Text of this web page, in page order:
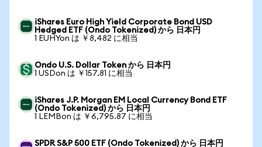
iShares Euro High Yield Corporate Bond USD
Hedged ETF (Ondo Tokenized) から 日本円
1 EUHYon は ￥8,482 に相当
Ondo U.S. Dollar Token から 日本円
1 USDon は ￥157.81 に相当
iShares J.P. Morgan EM Local Currency Bond ETF
(Ondo Tokenized) から 日本円
1 LEMBon は ￥6,795.87 に相当
SPDR S&P 500 ETF (Ondo Tokenized) から 日本円